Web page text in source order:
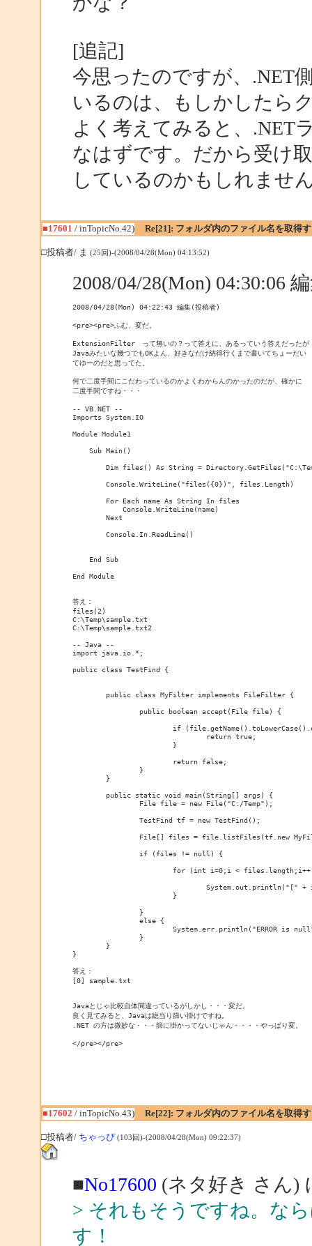
[追記]
今思ったのですが、.NET
いるのは、もしかしたら
よく考えてみると、.NET
なはずです。だから受け
しているのかもしれませ
■17601 / inTopicNo.42) Re[21]: フォルダ内のファイル名を取得
□投稿者/ ま (25回)-(2008/04/28(Mon) 04:13:52)
2008/04/28(Mon) 04:30:06
2008/04/28(Mon) 04:22:43 編集(投稿者)
<pre><pre>ふむ、変だ。
ExtensionFilter　って無いの？って答えに、あるっていう答えだったが
Javaみたいな幾つでもOKよん、好きなだけ納得行くまで書いてちょーだい
てゆーのだと思ってた。
何で二度手間にこだわっているのかよくわからんのかったのだが、確かに
二度手間ですね・・・
-- VB.NET --
Imports System.IO
Module Module1
    Sub Main()
Dim files() As String =
        Console.WriteLine("files({0})", files.Length)
        For Each name As String In files
            Console.WriteLine(name)
        Next
        Console.In.ReadLine()
    End Sub
End Module
答え：
files(2)
C:\Temp\sample.txt
C:\Temp\sample.txt2
-- Java --
import java.io.*;
public class TestFind {
}
答え：
[0] sample.txt
Javaとじゃ比較自体間違っているがしかし・・・変だ。
良く見てみると、Javaは総当り篩い掛けですね。
.NET の方は微妙な・・・篩に掛かってないじゃん・・・・やっぱり変。
</pre></pre>
■17602 / inTopicNo.43) Re[22]: フォルダ内のファイル名を取得
□投稿者/ ちゃっぴ (103回)-(2008/04/28(Mon) 09:22:37)
■No17600 (ネタ好き さん)
> それもそうですね。な
す！